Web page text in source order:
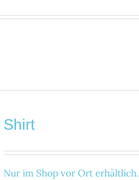
Shirt
Nur im Shop vor Ort erhältlich.